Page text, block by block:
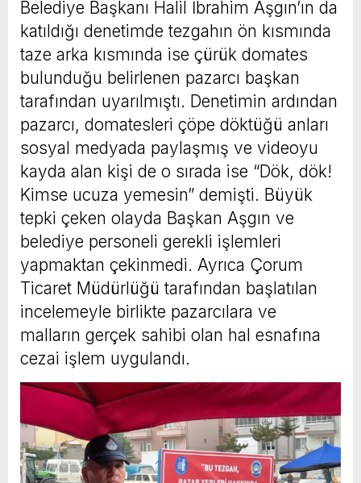
Belediye Başkanı Halil İbrahim Aşgın’ın da
katıldığı denetimde tezgahın ön kısmında
taze arka kısmında ise çürük domates
bulunduğu belirlenen pazarcı başkan
tarafından uyarılmıştı. Denetimin ardından
pazarcı, domatesleri çöpe döktüğü anları
sosyal medyada paylaşmış ve videoyu
kayda alan kişi de o sırada ise “Dök, dök!
Kimse ucuza yemesin” demişti. Büyük
tepki çeken olayda Başkan Aşgın ve
belediye personeli gerekli işlemleri
yapmaktan çekinmedi. Ayrıca Çorum
Ticaret Müdürlüğü tarafından başlatılan
incelemeyle birlikte pazarcılara ve
malların gerçek sahibi olan hal esnafına
cezai işlem uygulandı.